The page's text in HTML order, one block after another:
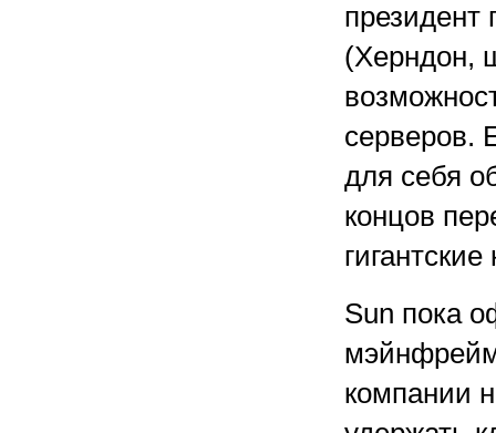
(Херндон,
серверов.
для себя
концов
Sun пока
компании